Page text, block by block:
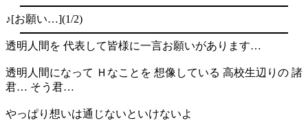
♪[お願い…](1/2)
透明人間を 代表して皆様に一言お願いがあります…
透明人間になって Ｈなことを 想像している 高校生辺りの 諸
君… そう君…
やっぱり想いは通じないといけないよ